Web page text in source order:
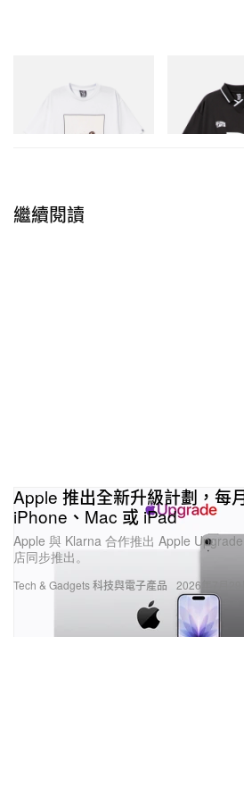
Billionaire Boys Club X Initial
D Cotton T-Shirt 2
Billionaire
D Game Shirt
立即購入
繼續閱讀
Tech & Gadgets 科技與電子產品
Apple 推出全新升級計劃，每
iPhone、Mac 或 iPad
Apple 與 Klarna 合作推出 Apple
店同步推出。
2026年7月29日